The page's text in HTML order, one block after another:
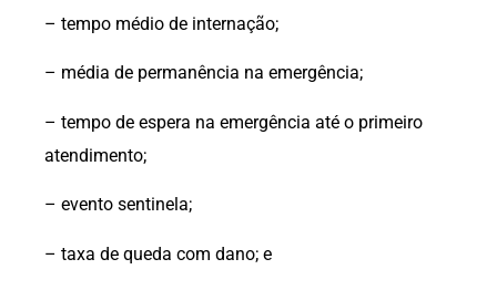
– tempo médio de internação;
– média de permanência na emergência;
– tempo de espera na emergência até o primeiro
atendimento;
– evento sentinela;
– taxa de queda com dano; e